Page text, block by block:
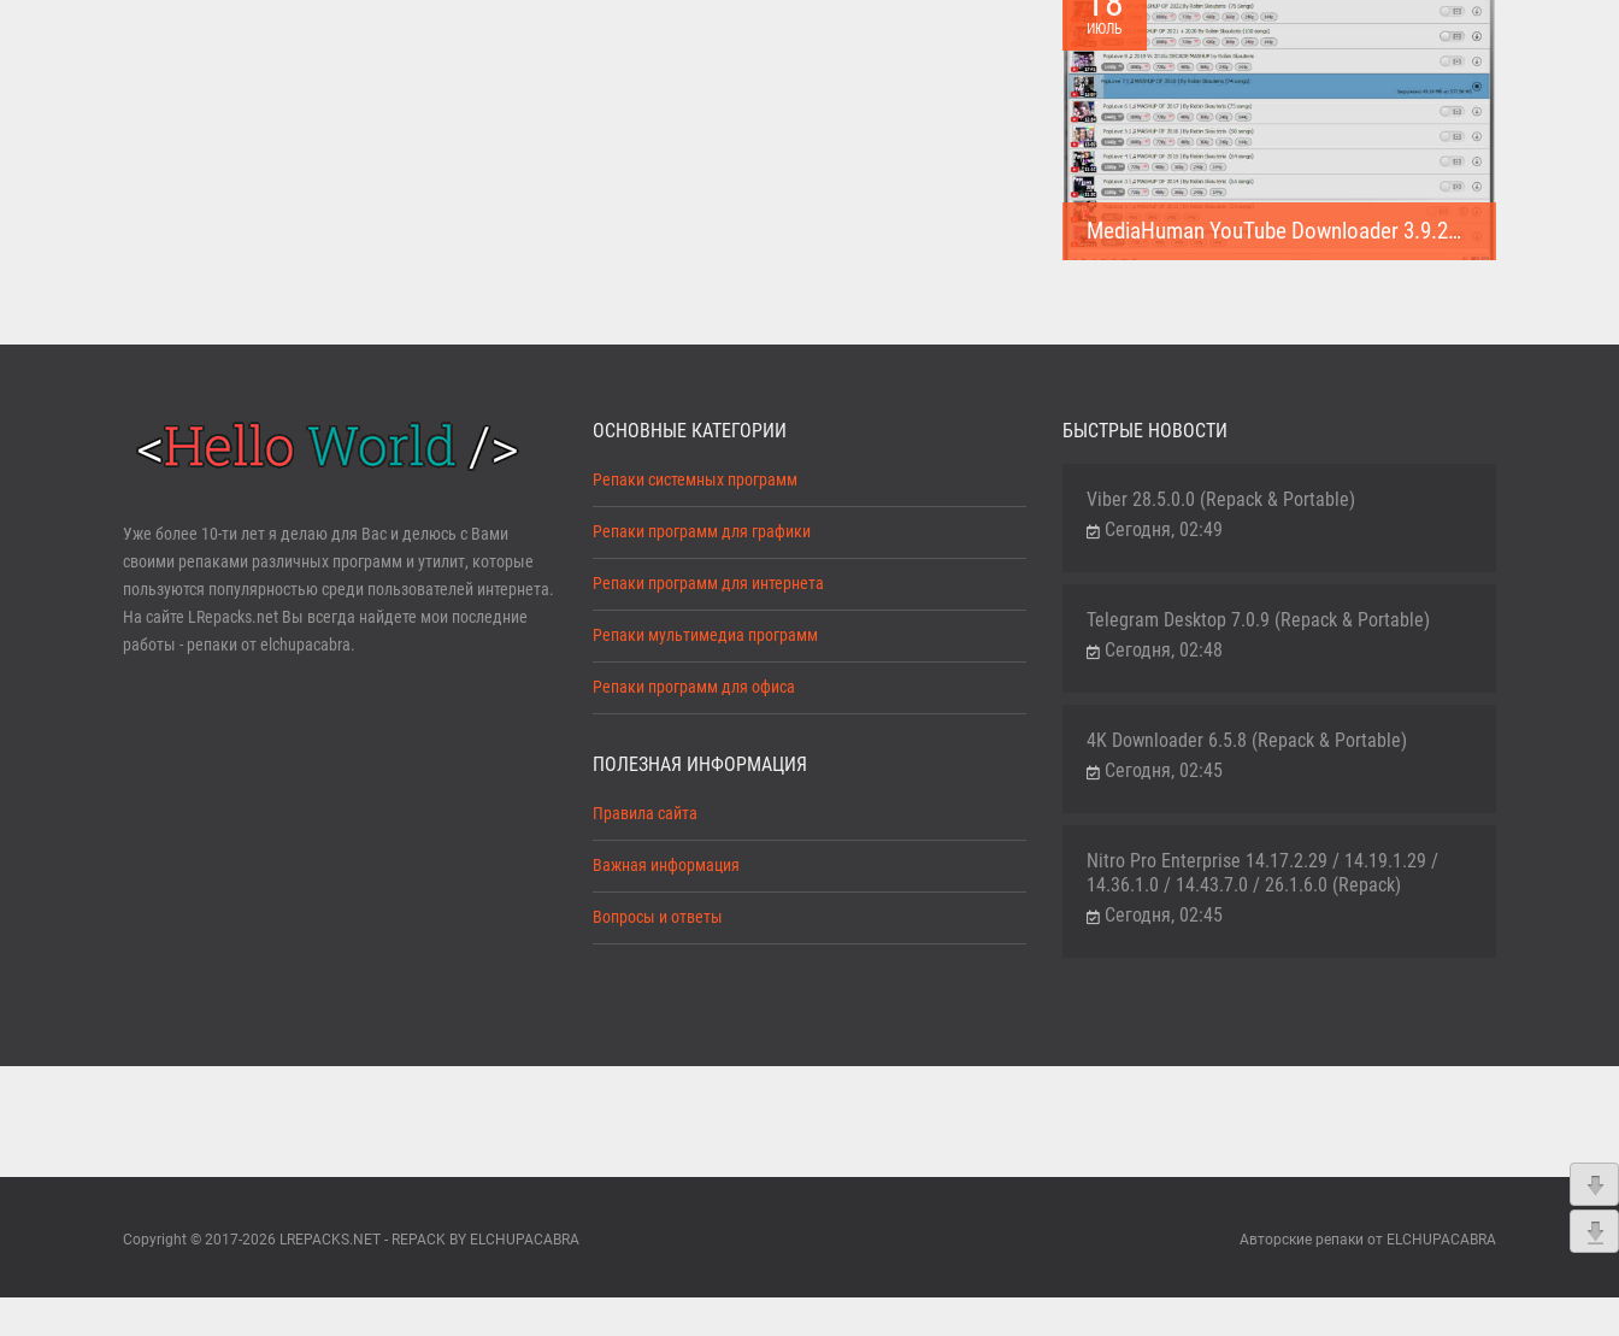
ИЮЛЬ
MediaHuman YouTube Downloader 3.9.22 (1007) (Repack & Portable)
Войти
Регистрация
Забыли пароль?
Уже более 10-ти лет я делаю для Вас и делюсь с Вами
своими репаками различных программ и утилит, которые
пользуются популярностью среди пользователей интернета.
На сайте LRepacks.net Вы всегда найдете мои последние
работы - репаки от elchupacabra.
ОСНОВНЫЕ КАТЕГОРИИ
Репаки системных программ
Репаки программ для графики
Репаки программ для интернета
Репаки мультимедиа программ
Репаки программ для офиса
ПОЛЕЗНАЯ ИНФОРМАЦИЯ
Правила сайта
Важная информация
Вопросы и ответы
БЫСТРЫЕ НОВОСТИ
Viber 28.5.0.0 (Repack & Portable)
Сегодня, 02:49
Telegram Desktop 7.0.9 (Repack & Portable)
Сегодня, 02:48
4K Downloader 6.5.8 (Repack & Portable)
Сегодня, 02:45
Nitro Pro Enterprise 14.17.2.29 / 14.19.1.29 /
14.36.1.0 / 14.43.7.0 / 26.1.6.0 (Repack)
Сегодня, 02:45
Copyright © 2017-2026 LREPACKS.NET - REPACK BY ELCHUPACABRA Авторские репаки от ELCHUPACABRA